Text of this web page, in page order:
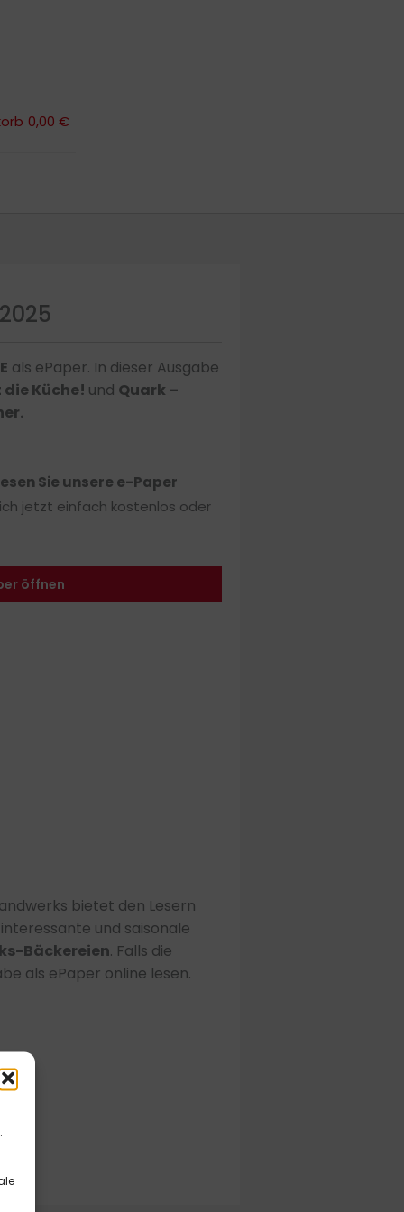
0,00 €
0,00 €
als ePaper. In dieser Ausgabe
Küche! und Quark –
.
Sie unsere e-Paper
jetzt einfach kostenlos oder
öffnen
bietet den Lesern
und saisonale
Bäckereien. Falls die
als ePaper online lesen.